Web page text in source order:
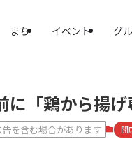
まち イベント グ
に「鶏から揚
を含む場合があります 開